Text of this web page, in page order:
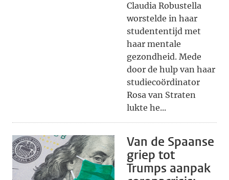
Claudia Robustella
worstelde in haar
studententijd met
haar mentale
gezondheid. Mede
door de hulp van haar
studiecoördinator
Rosa van Straten
lukte he...
Van de Spaanse
griep tot
Trumps aanpak